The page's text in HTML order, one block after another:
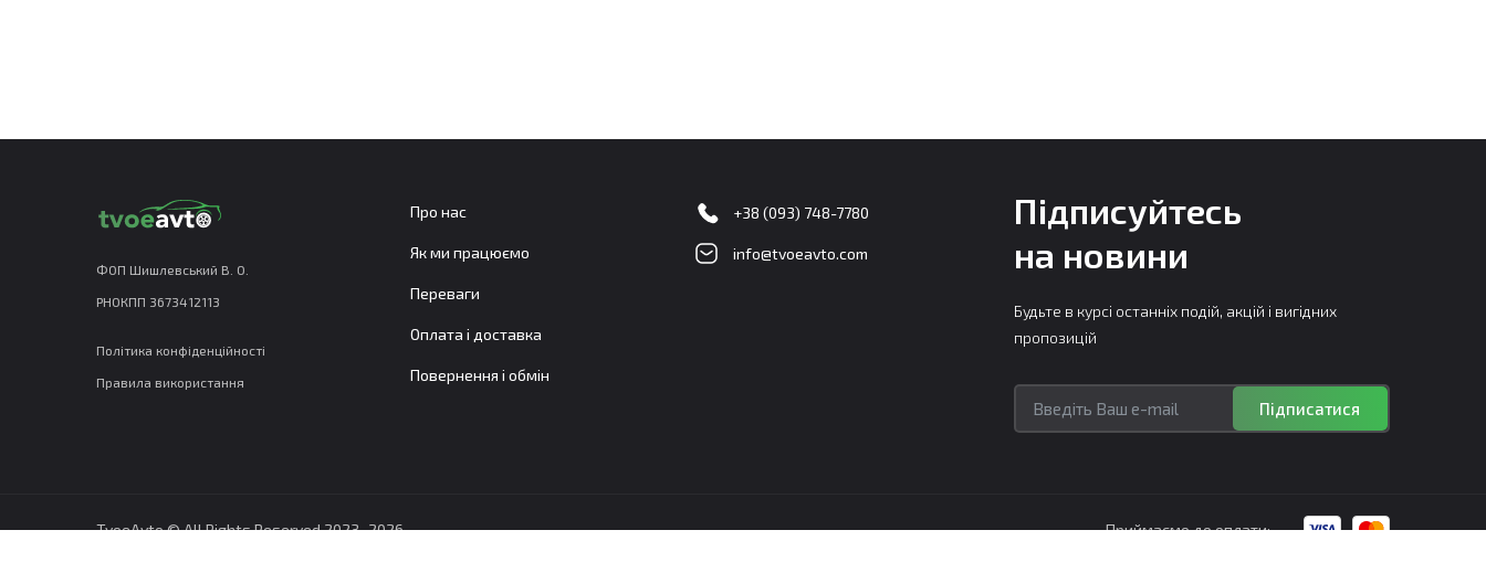
ФОП Шишлевський В. О.
РНОКПП 3673412113
Політика конфіденційності
Правила використання
Про нас
Як ми працюємо
Переваги
Оплата і доставка
Повернення і обмін
+38 (093) 748-7780
info@tvoeavto.com
Підписуйтесь
на новини
Будьте в курсі останніх подій, акцій і вигідних
пропозицій
Підписатися
TvoeAvto © All Rights Reserved 2023−2026 Приймаємо до оплати: